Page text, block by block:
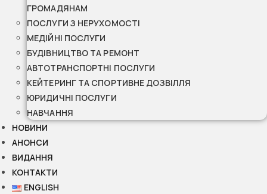
ГРОМАДЯНАМ
ПОСЛУГИ З НЕРУХОМОСТІ
МЕДІЙНІ ПОСЛУГИ
БУДІВНИЦТВО ТА РЕМОНТ
АВТОТРАНСПОРТНІ ПОСЛУГИ
КЕЙТЕРИНГ ТА СПОРТИВНЕ ДОЗВІЛЛЯ
ЮРИДИЧНІ ПОСЛУГИ
НАВЧАННЯ
НОВИНИ
АНОНСИ
ВИДАННЯ
КОНТАКТИ
ENGLISH